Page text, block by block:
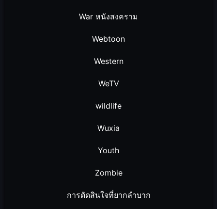
War หนังสงคราม
Webtoon
Western
WeTV
wildlife
Wuxia
Youth
Zombie
การตัดสินใจที่ยากลำบาก